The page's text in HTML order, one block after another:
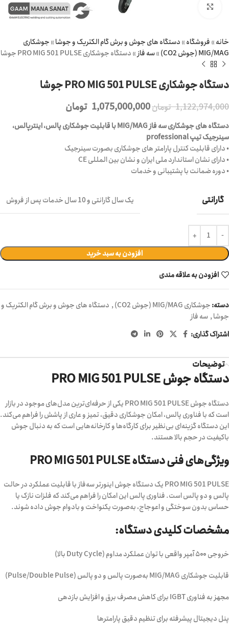
خانه»فروشگاه»دستگاه های جوش و برش گام الکتریک و جوشا»جوشکاری
MIG/MAG (جوش CO2)
»سه فاز»دستگاه جوشکاری PRO MIG 501 PULSE جوشا
دستگاه جوشکاری PRO MIG 501 PULSE جوشا
1,122,974,000 تومان1,075,000,000 تومان
دستگاه های جوشکاری سه فاز MIG/MAG با قابلیت جوشکاری پالس، اینترپالس،
سینرجیک تیپ professional
• دارای قابلیت کنترل پارامتر های جوشکاری بصورت سینرجیک
• دارای نشان استاندارد ملی ایران و نشان بین المللی CE
• دوره ضمانت با پشتیبانی و خدمات
گارانتی یک سال گارانتی و 10 سال خدمات پس از فروش
افزودن به سبد خرید
افزودن به علاقه مندی
دسته:جوشکاری MIG/MAG (جوش CO2) , دستگاه های جوش و برش گام الکتریک و
جوشا, سه فاز
اشتراک گذاری:
توضیحات
دستگاه جوش PRO MIG 501 PULSE
دستگاه جوش PRO MIG 501 PULSE یکی از حرفه‌ای‌ترین مدل‌های موجود در بازار
است که با فناوری پالس، امکان جوشکاری دقیق، تمیز و عاری از پاشش را فراهم می‌کند.
این دستگاه گزینه‌ای بی‌نظیر برای کارگاه‌ها و کارخانه‌هایی است که به دنبال جوش
باکیفیت در حجم بالا هستند.
ویژگی‌های فنی دستگاه PRO MIG 501 PULSE
PRO MIG 501 PULSE یک دستگاه جوش اینورتر سه‌فاز با قابلیت عملکرد در حالت
پالس و دو پالس است. فناوری پالس این امکان را فراهم می‌کند که فلزات نازک یا
حساس بدون سوختگی و اعوجاج، به‌صورت یکنواخت و بادوام جوش داده شوند.
مشخصات کلیدی دستگاه:
خروجی ۵۰۰ آمپر واقعی با توان عملکرد مداوم (Duty Cycle بالا)
قابلیت جوشکاری MIG/MAG به‌صورت پالس و دو پالس (Pulse/Double Pulse)
مجهز به فناوری IGBT برای کاهش مصرف برق و افزایش بازدهی
پنل دیجیتال پیشرفته برای تنظیم دقیق پارامترها